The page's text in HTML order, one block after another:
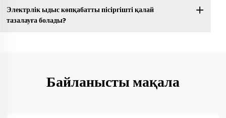
Электрлік ыдыс көпқабатты пісіргішті қалай
тазалауға болады?
Байланысты мақала